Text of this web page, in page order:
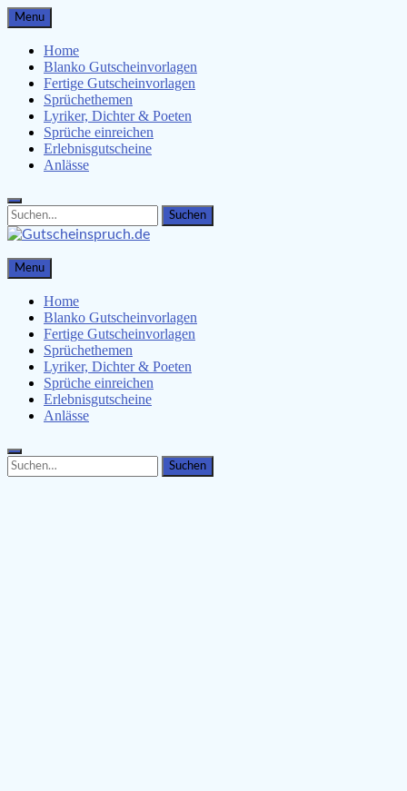
Skip
to
content
Menu
Home
Blanko Gutscheinvorlagen
Fertige Gutscheinvorlagen
Sprüchethemen
Lyriker, Dichter & Poeten
Sprüche einreichen
Erlebnisgutscheine
Anlässe
Search
for:
Search
Gutscheinspruch.de
Gutscheinsprüche & Gutscheinvorlagen finden
Menu
Home
Blanko Gutscheinvorlagen
Fertige Gutscheinvorlagen
Sprüchethemen
Lyriker, Dichter & Poeten
Sprüche einreichen
Erlebnisgutscheine
Anlässe
Search
for:
Search